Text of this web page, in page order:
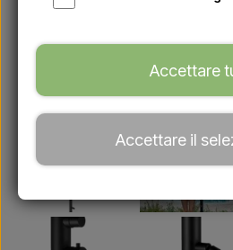
Accettare
Accettare il